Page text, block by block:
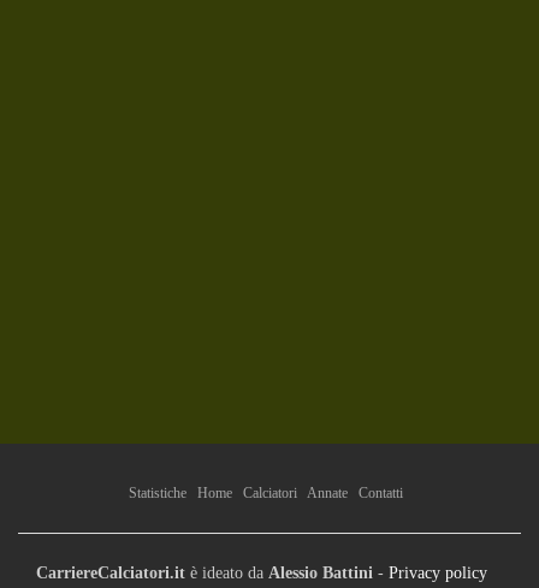
Statistiche Home Calciatori Annate Contatti
CarriereCalciatori.it è ideato da Alessio Battini - Privacy policy